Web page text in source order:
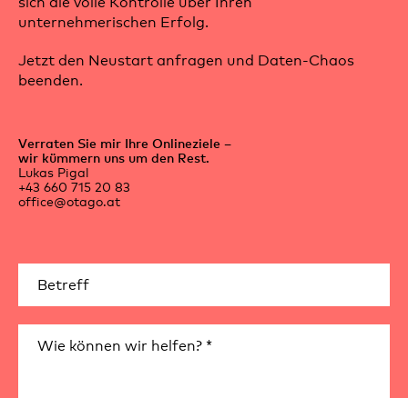
unternehmerischen Erfolg.
Jetzt den Neustart anfragen und Daten-Chaos
beenden.
Verraten Sie mir Ihre Onlineziele –
wir kümmern uns um den Rest.
Lukas Pigal
+43 660 715 20 83
office@otago.at